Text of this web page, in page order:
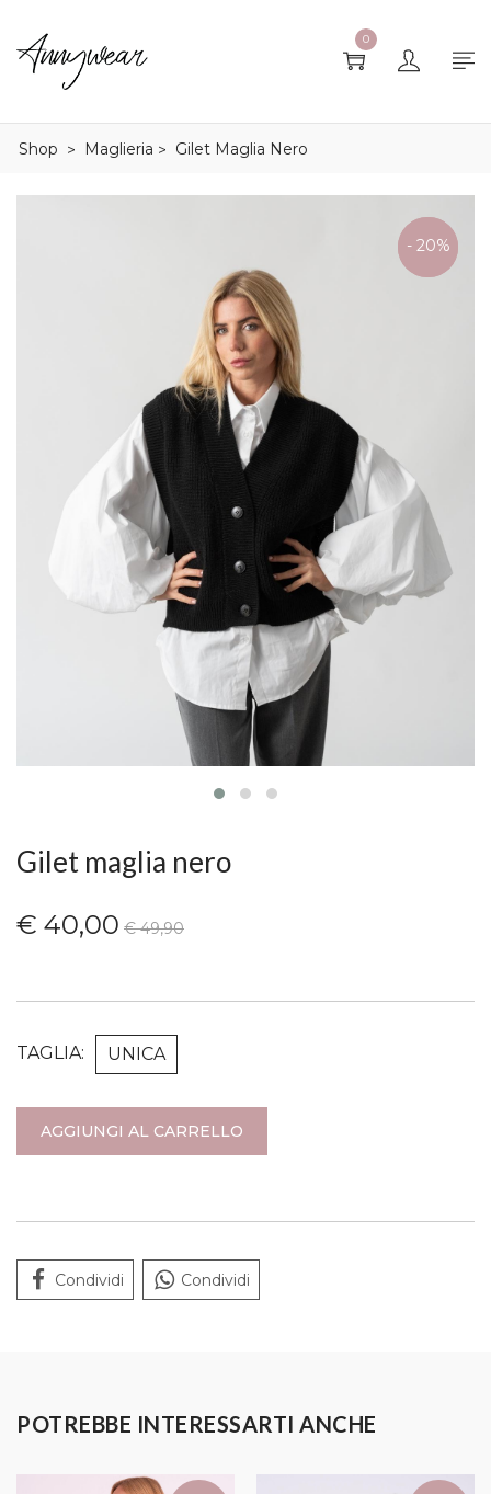
0
Shop > Maglieria > Gilet Maglia Nero
ULTIME
TAGLIE
- 20%
Gilet maglia nero
€ 40,00 € 49,90
TAGLIA: UNICA
AGGIUNGI AL CARRELLO
Condividi Condividi
POTREBBE INTERESSARTI ANCHE